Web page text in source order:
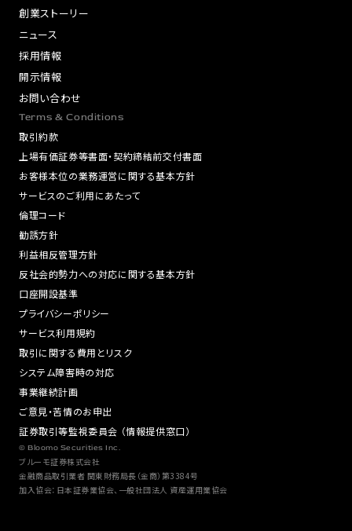
創業ストーリー
ニュース
採用情報
開示情報
お問い合わせ
Terms & Conditions
取引約款
上場有価証券等書面・契約締結前交付書面
お客様本位の業務運営に関する基本方針
サービスのご利用にあたって
倫理コード
勧誘方針
利益相反管理方針
反社会的勢力への対応に関する基本方針
口座開設基準
プライバシーポリシー
サービス利用規約
取引に関する費用とリスク
システム障害時の対応
事業継続計画
ご意見・苦情のお申出
証券取引等監視委員会 （情報提供窓口）
© Bloomo Securities Inc.
ブルーモ証券株式会社
金融商品取引業者 関東財務局長（金商）第3384号
加入協会：日本証券業協会、一般社団法人 資産運用業協会